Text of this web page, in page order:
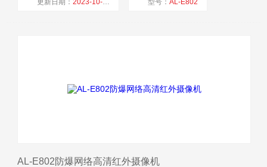
AL-E802防爆网络高清红外摄像机